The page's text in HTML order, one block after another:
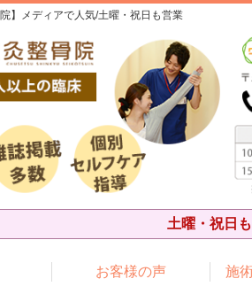
】メディアで人気/土曜・祝日も営業
土曜・祝日
お客様の声 施